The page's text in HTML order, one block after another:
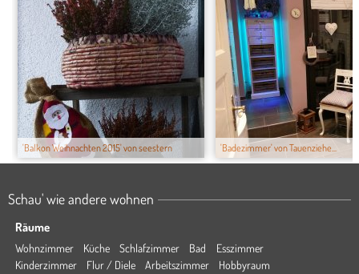
'Balkon Weihnachten 2015' von seestern 'Badezimmer' von Tauenziehe...
Schau' wie andere wohnen
Räume
Wohnzimmer Küche Schlafzimmer Bad
Esszimmer
Kinderzimmer
Flur / Diele Arbeitszimmer
Hobbyraum